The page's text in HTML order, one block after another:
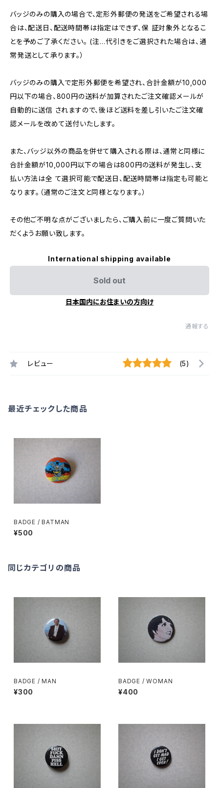
バッジのみの購入の場合で、定形外郵便の発送をご希望される場
合は、配送日、配送時間帯は指定はできず、保 証対象外となるこ
とを予めご了承ください。 (注…代引きをご選択された場合は、通
常発送として承ります。）
バッジのみの購入で定形外郵便を希望され、合計金額が10,000
円以下の場合、800円の送料が加算されたご注文確認メールが
自動的に送信 されますので、後ほど送料を差し引いたご注文確
認メールを改めて送付いたします。
また、バッジ以外の商品を併せて購入される際は、通常と同様に
合計金額が10,000円以下の場合は800円の送料が発生し、支
払い方法は全 て選択可能で配送日、配送時間帯は指定も可能と
なります。（通常のご注文と同様となります。）
その他ご不明な点がございましたら、ご購入前に一度ご質問いた
だくようお願い致します。
International shipping available
Sold out
日本国内にお住まいの方向け
通報する
レビュー (5)
最近チェックした商品
BADGE / BATMAN
¥500
同じカテゴリの商品
BADGE / MAN
¥300
BADGE / WOMAN
¥400